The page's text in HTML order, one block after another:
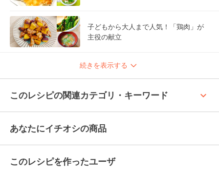
子どもから大人まで人気！「鶏肉」が
主役の献立
続きを表示する
このレシピの関連カテゴリ・キーワード keyboard_arrow_up
あなたにイチオシの商品
このレシピを作ったユーザ